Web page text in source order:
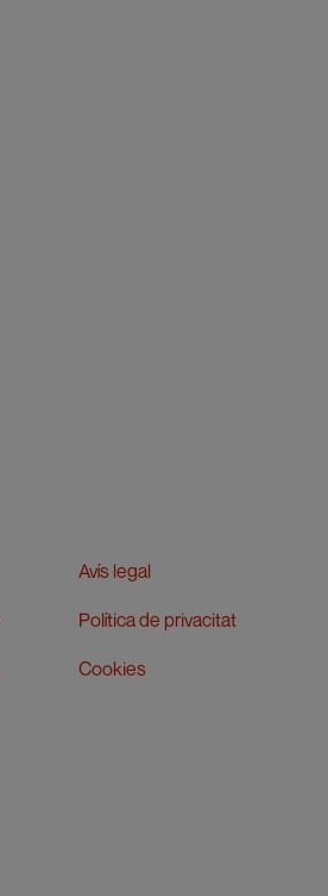
Avís legal
Política de privacitat
Cookies